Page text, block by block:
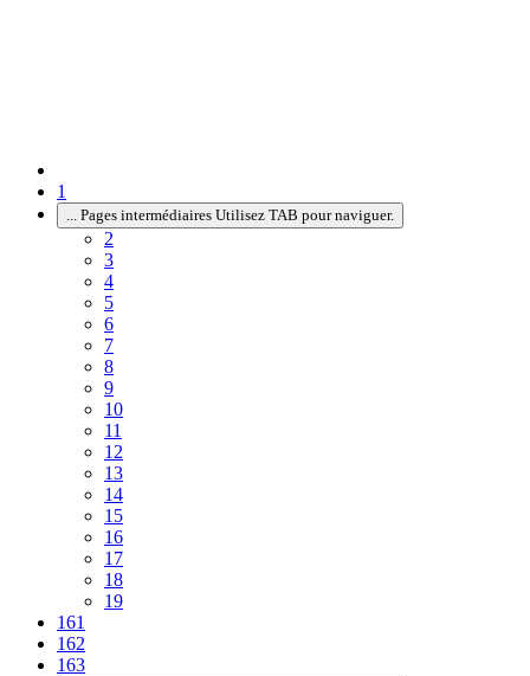
1
Pages intermédiaires Utilisez TAB pour naviguer.
2
3
4
5
6
7
8
9
10
11
12
13
14
15
16
17
18
19
161
162
163